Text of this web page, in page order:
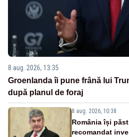
8 aug. 2026, 13:35
Groenlanda îi pune frână lui
după planul de foraj
8 aug. 2026, 10:38
România își
recomandat